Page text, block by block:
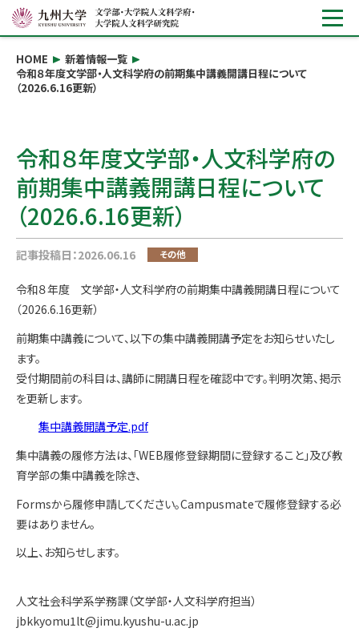
HOME
新着情報一覧
令和８年度文学部・人文科学府の前期集中講義開講日程について
（2026.6.16更新）
令和８年度文学部・人文科学府の
前期集中講義開講日程について
（2026.6.16更新）
記事投稿日：2026.06.16 その他
令和８年度 文学部・人文科学府の前期集中講義開講日程について
（2026.6.16更新）
前期集中講義について、以下の集中講義開講予定をお知らせいたし
ます。
受付期間前の科目は、講師に開講日程を確認中です。判明次第、掲示
を更新します。
集中講義開講予定.pdf
集中講義の履修方法は、「WEB履修登録期間に登録すること」及び教
育学部の集中講義を除き、
Formsから履修申請してください。Campusmateで履修登録する必
要はありません。
以上、お知らせします。
人文社会科学系学務課（文学部・人文科学府担当）
jbkkyomu1lt@jimu.kyushu-u.ac.jp